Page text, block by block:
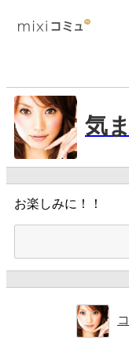
気
お楽しみに！！